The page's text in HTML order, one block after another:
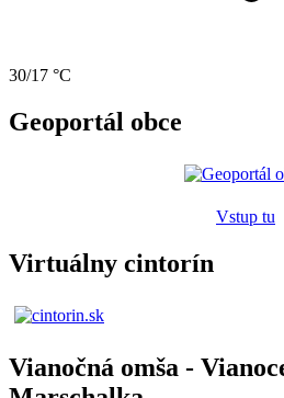
30/17 °C
Geoportál obce
Vstup tu
Virtuálny cintorín
Vianočná omša -